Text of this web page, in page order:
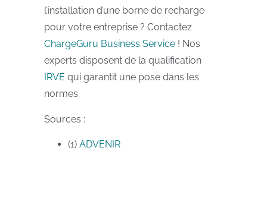
l’installation d’une borne de recharge
pour votre entreprise ? Contactez
ChargeGuru Business Service ! Nos
experts disposent de la qualification
IRVE qui garantit une pose dans les
normes.
Sources :
(1) ADVENIR